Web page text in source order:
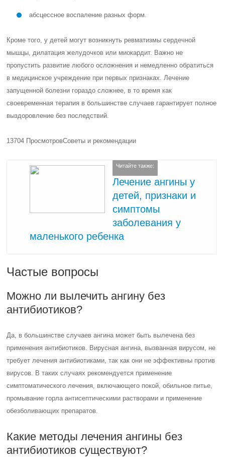
абсцессное воспаление разных форм.
Кроме того, у детей могут возникнуть ревматизмы сердечной
мышцы, дилатация желудочков или миокардит. Важно не
пропустить развитие любого осложнения и немедленно обратиться
в медицинское учреждение при первых признаках. Лечение
запущенной болезни гораздо сложнее, в то время как
своевременная терапия в большинстве случаев гарантирует полное
выздоровление без последствий.
13704 ПросмотровСоветы и рекомендации
Читайте также:
Лечение ангины у
детей, признаки и
симптомы
заболевания у
маленького ребенка
Частые вопросы
Можно ли вылечить ангину без
антибиотиков?
Да, в большинстве случаев ангина может быть вылечена без
применения антибиотиков. Вирусная ангина, вызванная вирусом, не
требует лечения антибиотиками, так как они не эффективны против
вирусов. В таких случаях рекомендуется применение
симптоматического лечения, включающего покой, обильное питье,
промывание горла антисептическими растворами и применение
обезболивающих препаратов.
Какие методы лечения ангины без
антибиотиков существуют?